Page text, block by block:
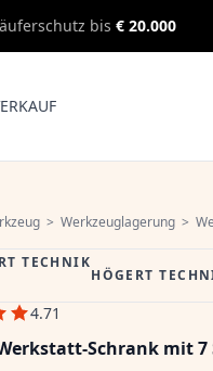
bis € 20.000
> Werkzeuglagerung >
HÖGERT
4.71
Schrank mit 7